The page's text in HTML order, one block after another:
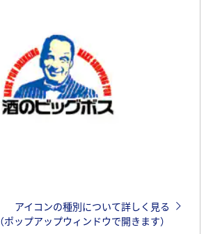
アイコンの種別について詳しく見る
（ポップアップウィンドウで開きます）